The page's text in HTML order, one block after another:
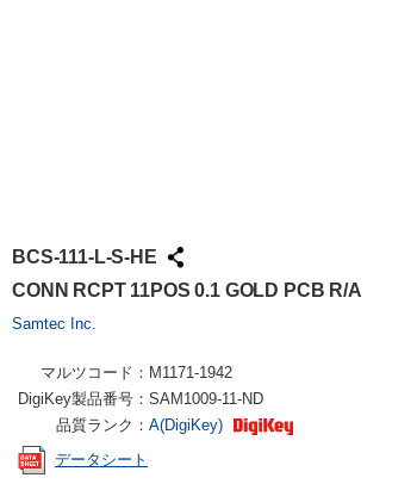
BCS-111-L-S-HE
CONN RCPT 11POS 0.1 GOLD PCB R/A
Samtec Inc.
マルツコード： M1171-1942
DigiKey製品番号： SAM1009-11-ND
品質ランク： A(DigiKey)
データシート